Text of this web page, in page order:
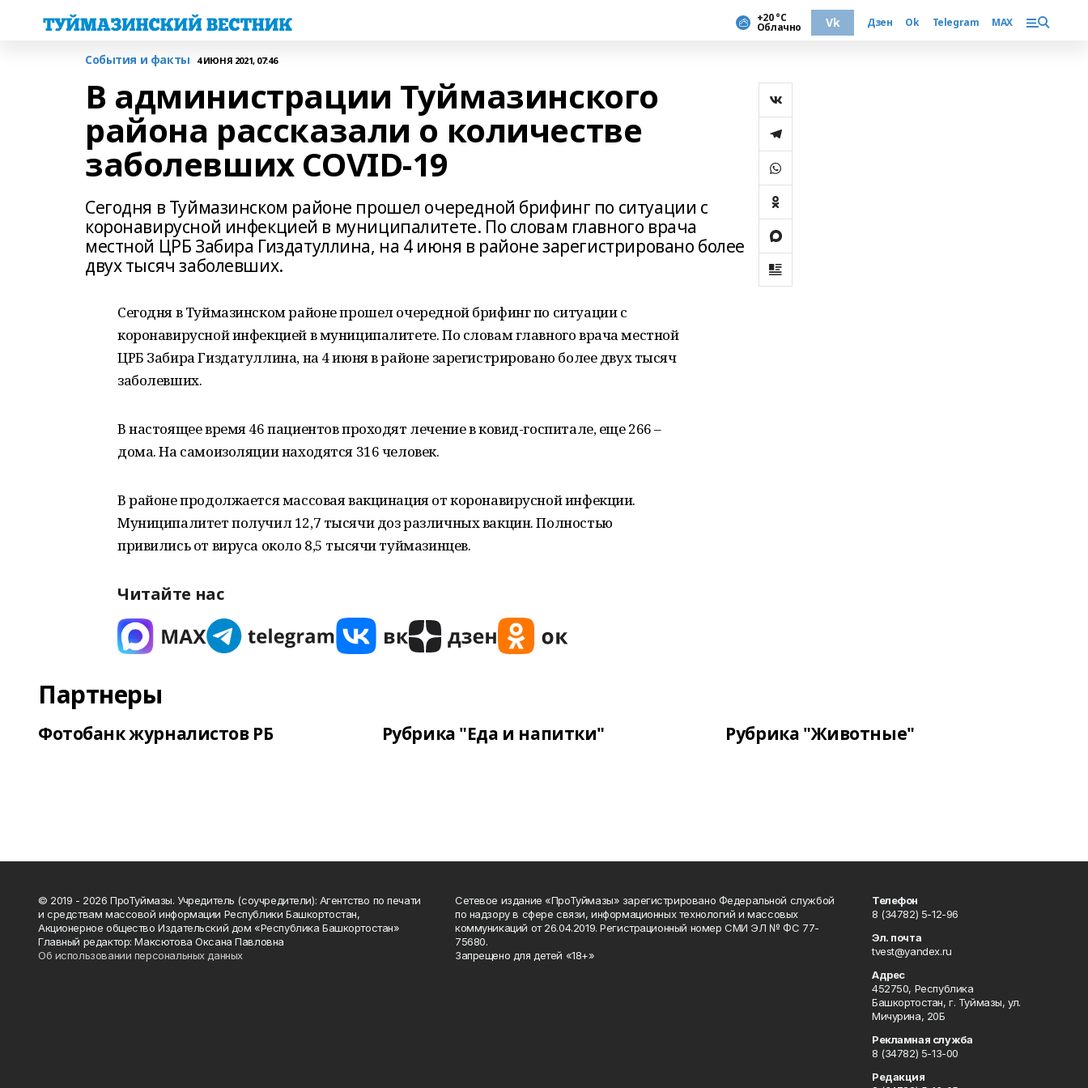
+20 °С
Облачно Vk Дзен Ok Telegram MAX
События и факты 4 ИЮНЯ 2021, 07:46
В администрации Туймазинского
района рассказали о количестве
заболевших COVID-19
Сегодня в Туймазинском районе прошел очередной брифинг по ситуации с
коронавирусной инфекцией в муниципалитете. По словам главного врача
местной ЦРБ Забира Гиздатуллина, на 4 июня в районе зарегистрировано более
двух тысяч заболевших.
Сегодня в Туймазинском районе прошел очередной брифинг по ситуации с
коронавирусной инфекцией в муниципалитете. По словам главного врача местной
ЦРБ Забира Гиздатуллина, на 4 июня в районе зарегистрировано более двух тысяч
заболевших.
В настоящее время 46 пациентов проходят лечение в ковид-госпитале, еще 266 –
дома. На самоизоляции находятся 316 человек.
В районе продолжается массовая вакцинация от коронавирусной инфекции.
Муниципалитет получил 12,7 тысячи доз различных вакцин. Полностью
привились от вируса около 8,5 тысячи туймазинцев.
Читайте нас
Партнеры
Фотобанк журналистов РБ Рубрика "Еда и напитки" Рубрика "Животные"
© 2019 - 2026 ПроТуймазы. Учредитель (соучредители): Агентство по печати
и средствам массовой информации Республики Башкортостан,
Акционерное общество Издательский дом «Республика Башкортостан»
Главный редактор: Максютова Оксана Павловна
Об использовании персональных данных
Сетевое издание «ПроТуймазы» зарегистрировано Федеральной службой
по надзору в сфере связи, информационных технологий и массовых
коммуникаций от 26.04.2019. Регистрационный номер СМИ ЭЛ № ФС 77-
75680.
Запрещено для детей «18+»
Телефон
8 (34782) 5-12-96
Эл. почта
tvest@yandex.ru
Адрес
452750, Республика
Башкортостан, г. Туймазы, ул.
Мичурина, 20Б
Рекламная служба
8 (34782) 5-13-00
Редакция